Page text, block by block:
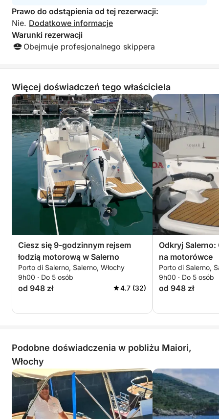
Prawo do odstąpienia od tej rezerwacji:
Nie. Dodatkowe informacje
Warunki rezerwacji
Obejmuje profesjonalnego skippera
Więcej doświadczeń tego właściciela
Ciesz się 9-godzinnym rejsem
łodzią motorową w Salerno
Porto di Salerno, Salerno, Włochy
9h00 · Do 5 osób
od 948 zł 4.7 (32)
Odkryj Salerno:
na motorówce
Porto di Salerno,
9h00 · Do 5 osób
od 948 zł
Podobne doświadczenia w pobliżu Maiori,
Włochy